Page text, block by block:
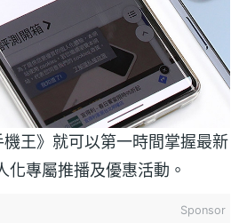
王》就可以第一時間掌握最新
化專屬推播及優惠活動。
Sponsor